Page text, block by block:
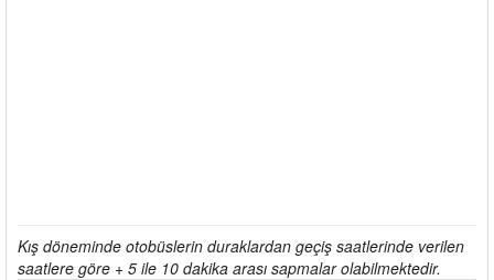
Kış döneminde otobüslerin duraklardan geçiş saatlerinde verilen
saatlere göre + 5 ile 10 dakika arası sapmalar olabilmektedir.